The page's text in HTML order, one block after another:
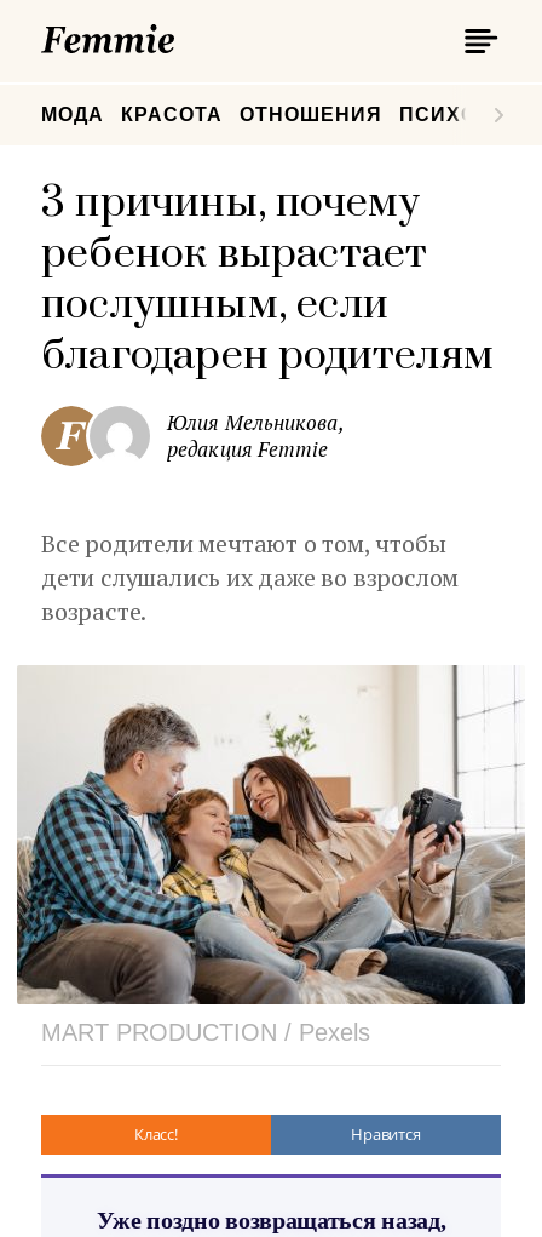
МОДА КРАСОТА ОТНОШЕНИЯ
3 причины, почему
ребенок вырастает
послушным, если
благодарен родителям
Юлия Мельникова,
редакция Femmie
Все родители мечтают о том, чтобы
дети слушались их даже во взрослом
возрасте.
MART PRODUCTION / Pexels
Класс! Нравится
Уже поздно возвращаться назад,